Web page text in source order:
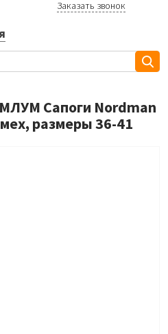
Заказать звонок
Сапоги Nordman
размеры 36-41